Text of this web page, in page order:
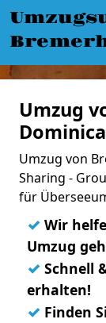
Umzug
Umzug von
Sharing -
für
✓ Wir
Umzug
✓ Schnell
erhalten!
✓ Finden